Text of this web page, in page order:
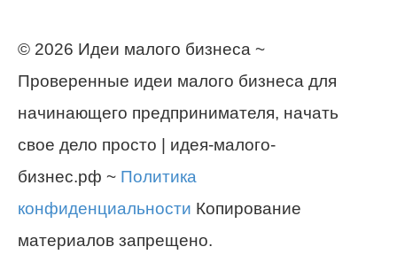
© 2026 Идеи малого бизнеса ~
Проверенные идеи малого бизнеса для
начинающего предпринимателя, начать
свое дело просто | идея-малого-
бизнес.рф ~ Политика
конфиденциальности Копирование
материалов запрещено.